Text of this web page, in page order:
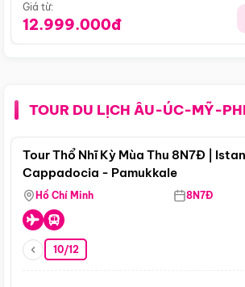
Giá từ:
12.999.000đ
TOUR DU LỊCH ÂU-ÚC-MỸ-PHI
Tour Thổ Nhĩ Kỳ Mùa Thu 8N7Đ |
Cappadocia - Pamukkale
Hồ Chí Minh 8N7Đ
10/12